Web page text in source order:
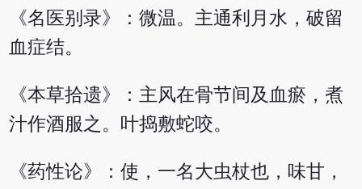
《名医别录》：微温。主通利月水，破留
血症结。
《本草拾遗》：主风在骨节间及血瘀，煮
汁作酒服之。叶捣敷蛇咬。
《药性论》：使，一名大虫杖也，味甘，